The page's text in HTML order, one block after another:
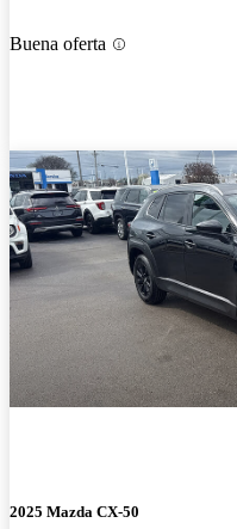
Buena oferta
2025 Mazda CX-50